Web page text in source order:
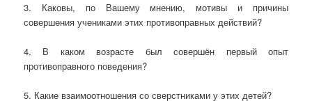
3. Каковы, по Вашему мнению, мотивы и причины
совершения учениками этих противоправных действий?
4. В каком возрасте был совершён первый опыт
противоправного поведения?
5. Какие взаимоотношения со сверстниками у этих детей?